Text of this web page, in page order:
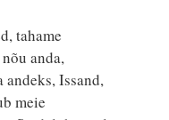
tahame
anda,
Issand,
meie